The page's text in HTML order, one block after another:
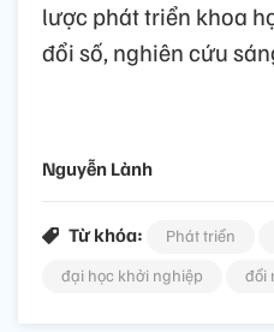
lược phát triển khoa
đổi số, nghiên cứu
Nguyễn Lành
Từ khóa: Phát triển
đại học khởi nghiệp
đổi